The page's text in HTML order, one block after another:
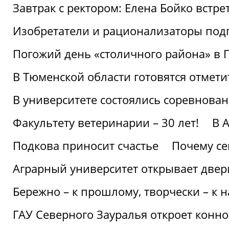
Завтрак с ректором: Елена Бойко
Изобретатели и рационализаторы
Погожий день «столичного района» в
В Тюменской области готовятся
В университете состоялись
Факультету ветеринарии – 30 лет!
В
Подкова приносит счастье
Почему
Аграрный университет открывает
Бережно – к прошлому, творчески – к
ГАУ Северного Зауралья откроет